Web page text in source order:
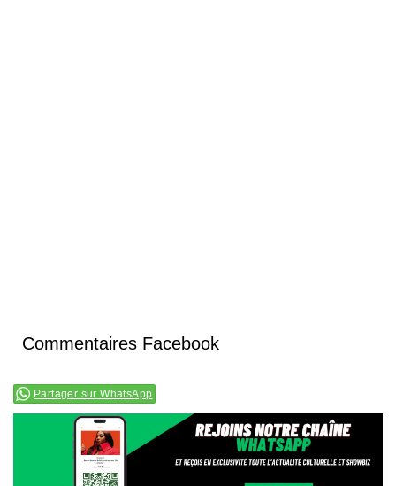
Commentaires Facebook
Partager sur WhatsApp